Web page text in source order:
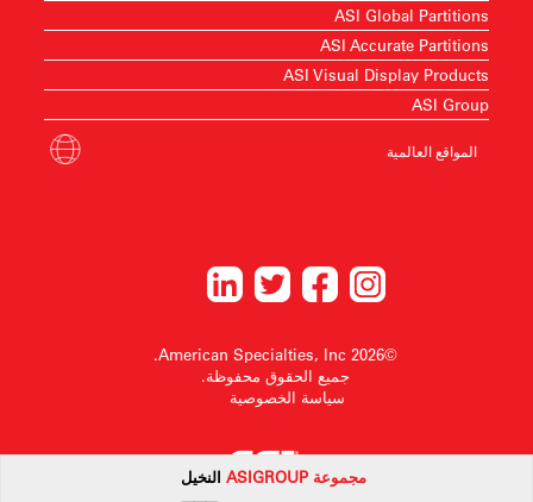
مجموعة GROUP النخيل
ASI Global Partitions
ASI Accurate Partitions
ASI Visual Display Products
ASI Group
المواقع العالمية
©2026 American Specialties, Inc.
جميع الحقوق محفوظة.
سياسة الخصوصية